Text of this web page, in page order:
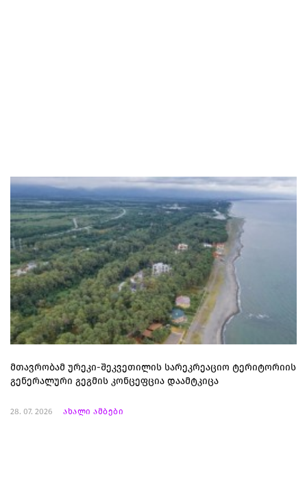
მთავრობამ ურეკი-შეკვეთილის სარეკრეაციო ტერიტორიის
გენერალური გეგმის კონცეფცია დაამტკიცა
28. 07. 2026 ახალი ამბები